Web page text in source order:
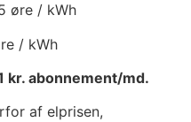
øre / kWh
/ kWh
kr. abonnement/md.
af elprisen,